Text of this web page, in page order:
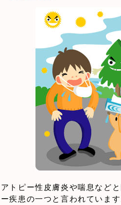
アトピー性皮膚炎や喘息など
ー疾患の一つと言われています